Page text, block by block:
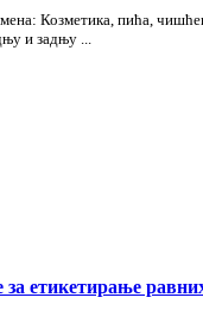
Козметика, пића,
и задњу ...
етикетирање